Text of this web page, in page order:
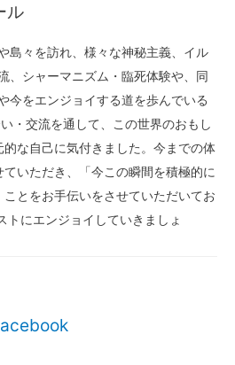
ル
島々を訪れ、様々な神秘主義、イル
、シャーマニズム・臨死体験や、同
今をエンジョイする道を歩んでいる
・交流を通して、この世界のおもし
な自己に気付きました。今までの体
いただき、「今この瞬間を積極的に
とをお手伝いをさせていただいてお
トにエンジョイしていきましょ